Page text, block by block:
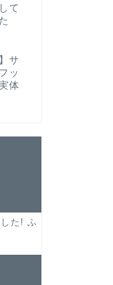
て
サ
ッ
体
た! ふ